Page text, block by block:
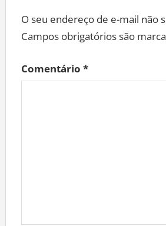
O seu endereço de e-mail não
Campos obrigatórios são
Comentário *